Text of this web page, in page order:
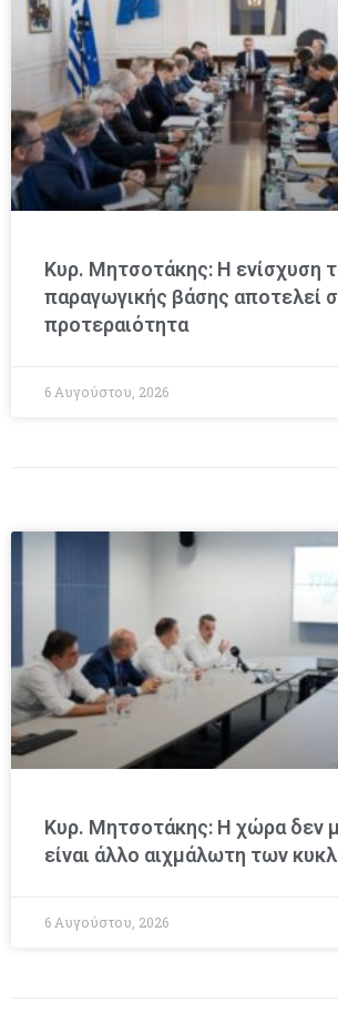
Κυρ. Μητσοτάκης: Η ενίσχυση
παραγωγικής βάσης αποτελεί
προτεραιότητα
6 Αυγούστου, 2026
Κυρ. Μητσοτάκης: Η χώρα δεν
είναι άλλο αιχμάλωτη των
6 Αυγούστου, 2026